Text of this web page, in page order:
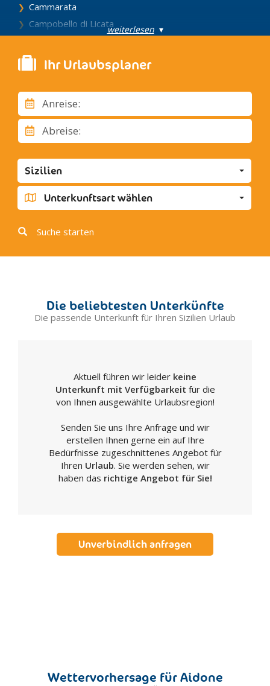
Cammarata
Campobello di Licata
Casteltermini
Castrofilippo
Cattolica Eraclea
Cianciana
Comitini
Eraclea Minoa
Favara
Grotte
Joppolo Giancaxio
Lampedusa
Licata
Lucca Sicula
Montevago
Raffadali
Realmonte
Sambuca di Sicilia
San Biagio Platani
Santa Margherita di Belice
Sant'Angelo Muxaro
Butera
weiterlesen▾
Ihr Urlaubsplaner
Anreise:
Abreise:
Sizilien
Unterkunftsart wählen
Suche starten
Die beliebtesten Unterkünfte
Die passende Unterkunft für Ihren Sizilien Urlaub
Aktuell führen wir leider keine
Unterkunft mit Verfügbarkeit für die
von Ihnen ausgewählte Urlaubsregion!
Senden Sie uns Ihre Anfrage und wir
erstellen Ihnen gerne ein auf Ihre
Bedürfnisse zugeschnittenes Angebot für
Ihren Urlaub. Sie werden sehen, wir
haben das richtige Angebot für Sie!
Unverbindlich anfragen
Wettervorhersage für Aidone